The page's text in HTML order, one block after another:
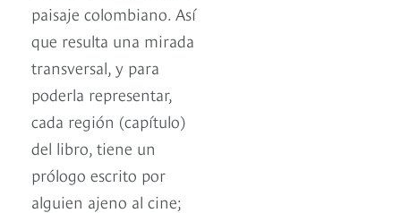
paisaje colombiano. Así
que resulta una mirada
transversal, y para
poderla representar,
cada región (capítulo)
del libro, tiene un
prólogo escrito por
alguien ajeno al cine;